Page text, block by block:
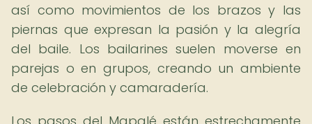
así como movimientos de los brazos y las
piernas que expresan la pasión y la alegría
del baile. Los bailarines suelen moverse en
parejas o en grupos, creando un ambiente
de celebración y camaradería.